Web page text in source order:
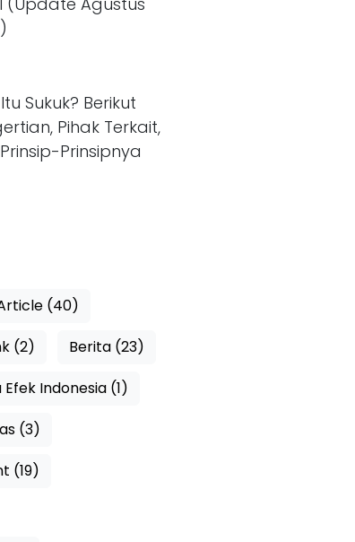
Sukuk? Berikut
Pihak Terkait,
Prinsipnya
(40)
(2)
Berita (23)
Efek Indonesia (1)
(3)
(19)